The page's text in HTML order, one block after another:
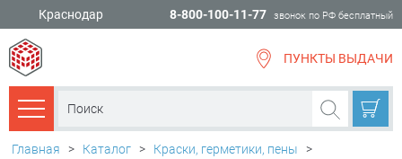
Краснодар 8-800-100-11-77 звонок по РФ бесплатный
ПУНКТЫ ВЫДАЧИ
Каталог товаров
Главная > Каталог > Краски, герметики, пены
>